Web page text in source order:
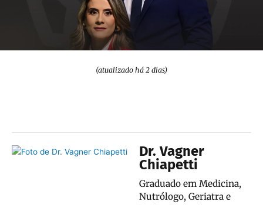
(atualizado há 2 dias)
Dr. Vagner
Chiapetti
Graduado em Medicina,
Nutrólogo, Geriatra e